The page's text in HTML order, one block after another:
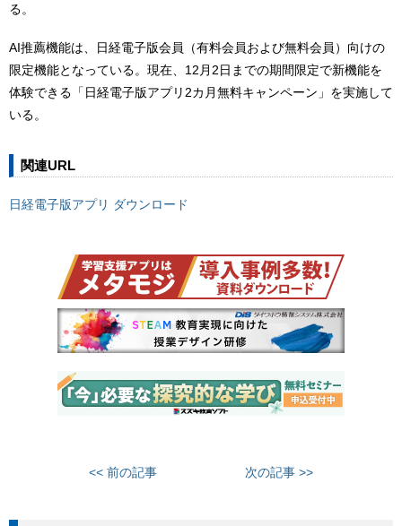
る。
AI推薦機能は、日経電子版会員（有料会員および無料会員）向けの
限定機能となっている。現在、12月2日までの期間限定で新機能を
体験できる「日経電子版アプリ2カ月無料キャンペーン」を実施して
いる。
関連URL
日経電子版アプリ ダウンロード
<< 前の記事 次の記事 >>